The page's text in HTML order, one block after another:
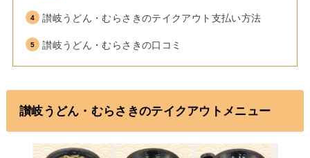
讃岐うどん・むらさきのテイクアウト支払い方法
讃岐うどん・むらさきの口コミ
讃岐うどん・むらさきのテイクアウトメニュー